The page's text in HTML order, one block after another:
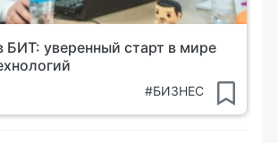
БИТ: уверенный старт в мире
#БИЗНЕС